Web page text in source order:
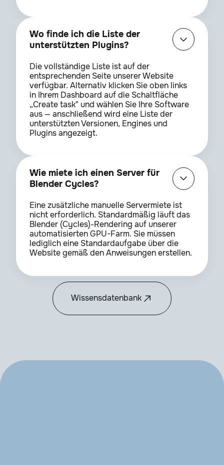
Wo finde ich die Liste der
unterstützten Plugins?
Die vollständige Liste ist auf der
entsprechenden Seite unserer Website
verfügbar. Alternativ klicken Sie oben links
in Ihrem Dashboard auf die Schaltfläche
„Create task" und wählen Sie Ihre Software
aus — anschließend wird eine Liste der
unterstützten Versionen, Engines und
Plugins angezeigt.
Wie miete ich einen Server für
Blender Cycles?
Eine zusätzliche manuelle Servermiete ist
nicht erforderlich. Standardmäßig läuft das
Blender (Cycles)-Rendering auf unserer
automatisierten GPU-Farm. Sie müssen
lediglich eine Standardaufgabe über die
Website gemäß den Anweisungen erstellen.
Wissensdatenbank